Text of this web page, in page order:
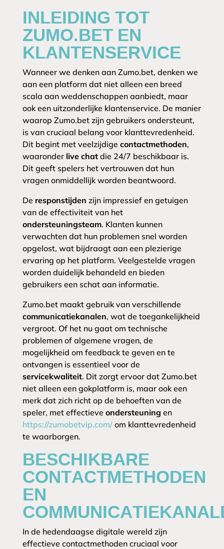
INLEIDING TOT
ZUMO.BET EN
KLANTENSERVICE
Wanneer we denken aan Zumo.bet, denken we
aan een platform dat niet alleen een breed
scala aan weddenschappen aanbiedt, maar
ook een uitzonderlijke klantenservice. De manier
waarop Zumo.bet zijn gebruikers ondersteunt,
is van cruciaal belang voor klanttevredenheid.
Dit begint met veelzijdige contactmethoden,
waaronder live chatdie 24/7 beschikbaar is.
Dit geeft spelers het vertrouwen dat hun
vragen onmiddellijk worden beantwoord.
De responstijden zijn impressief en getuigen
van de effectiviteit van het
ondersteuningsteam. Klanten kunnen
verwachten dat hun problemen snel worden
opgelost, wat bijdraagt aan een plezierige
ervaring op het platform. Veelgestelde vragen
worden duidelijk behandeld en bieden
gebruikers een schat aan informatie.
Zumo.bet maakt gebruik van verschillende
communicatiekanalen, wat de toegankelijkheid
vergroot. Of het nu gaat om technische
problemen of algemene vragen, de
mogelijkheid om feedback te geven en te
ontvangen is essentieel voor de
servicekwaliteit. Dit zorgt ervoor dat Zumo.bet
niet alleen een gokplatform is, maar ook een
merk dat zich richt op de behoeften van de
speler, met effectieve ondersteuning en
https://zumobetvip.com/om klanttevredenheid
te waarborgen.
BESCHIKBARE
CONTACTMETHODEN
EN
In de hedendaagse digitale wereld zijn
effectieve contactmethoden cruciaal voor